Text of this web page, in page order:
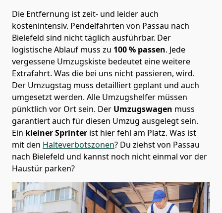
Die Entfernung ist zeit- und leider auch
kostenintensiv. Pendelfahrten von Passau nach
Bielefeld sind nicht täglich ausführbar. Der
logistische Ablauf muss zu 100 % passen. Jede
vergessene Umzugskiste bedeutet eine weitere
Extrafahrt. Was die bei uns nicht passieren, wird.
Der Umzugstag muss detailliert geplant und auch
umgesetzt werden. Alle Umzugshelfer müssen
pünktlich vor Ort sein. Der Umzugswagen muss
garantiert auch für diesen Umzug ausgelegt sein.
Ein kleiner Sprinter ist hier fehl am Platz. Was ist
mit den Halteverbotszonen? Du ziehst von Passau
nach Bielefeld und kannst noch nicht einmal vor der
Haustür parken?